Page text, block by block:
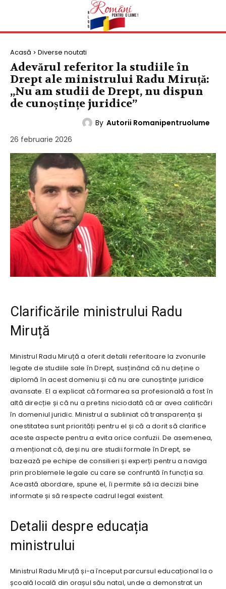
Acasă Diverse noutati
Adevărul referitor la studiile în
Drept ale ministrului Radu Miruță:
„Nu am studii de Drept, nu dispun
de cunoștințe juridice”
By Autorii Romanipentruolume
26 februarie 2026
Clarificările ministrului Radu
Miruță
Ministrul Radu Miruță a oferit detalii referitoare la zvonurile
legate de studiile sale în Drept, susținând că nu deține o
diplomă în acest domeniu și că nu are cunoștințe juridice
avansate. El a explicat că formarea sa profesională a fost în
altă direcție și că nu a pretins niciodată că ar avea calificări
în domeniul juridic. Ministrul a subliniat că transparența și
onestitatea sunt priorități pentru el și că a dorit să clarifice
aceste aspecte pentru a evita orice confuzii. De asemenea,
a menționat că, deși nu are studii formale în Drept, se
bazează pe echipe de consilieri și experți pentru a naviga
prin problemele legale cu care se confruntă în funcția sa.
Această abordare, spune el, îi permite să ia decizii bine
informate și să respecte cadrul legal existent.
Detalii despre educația
ministrului
Ministrul Radu Miruță și-a început parcursul educațional la o
școală locală din orașul său natal, unde a demonstrat un